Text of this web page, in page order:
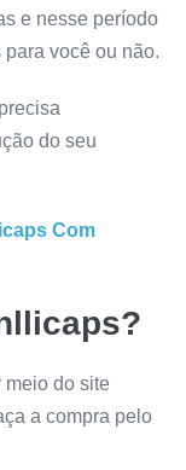
e nesse período
você ou não.
do seu
Com
?
meio do site
a compra pelo